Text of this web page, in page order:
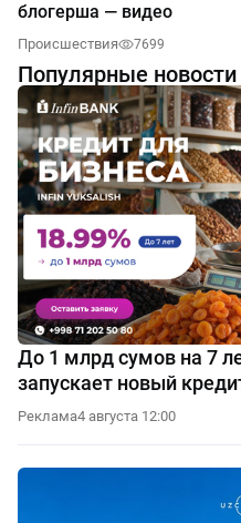
блогерша — видео
Происшествия 7699
Популярные новости
До 1 млрд сумов на 7
запускает новый
Реклама4 августа 12:00